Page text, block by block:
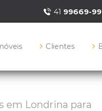
41 99669-
Clientes
em Londrina para